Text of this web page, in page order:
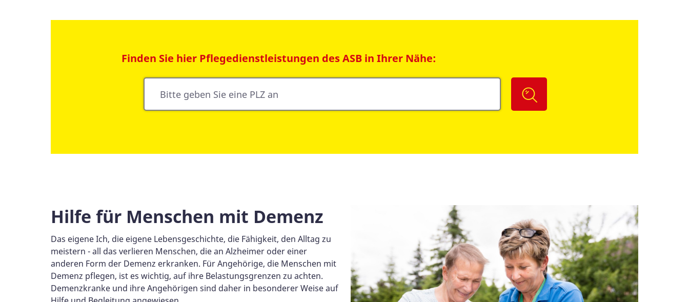
Suchformular
Finden Sie hier Pflegedienstleistungen des ASB in Ihrer Nähe:
Suche
Stichwort
Hilfe für Menschen mit Demenz
Das eigene Ich, die eigene Lebensgeschichte, die Fähigkeit, den Alltag zu
meistern - all das verlieren Menschen, die an Alzheimer oder einer
anderen Form der Demenz erkranken. Für Angehörige, die Menschen mit
Demenz pflegen, ist es wichtig, auf ihre Belastungsgrenzen zu achten.
Demenzkranke und ihre Angehörigen sind daher in besonderer Weise auf